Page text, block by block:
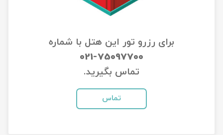
برای رزرو تور این هتل با شماره
021-75097700
تماس بگیرید.
تماس